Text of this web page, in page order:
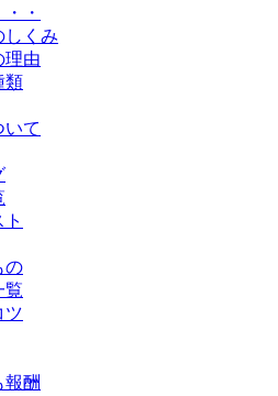
・
しくみ
理由
類
いて
の
ツ
報酬